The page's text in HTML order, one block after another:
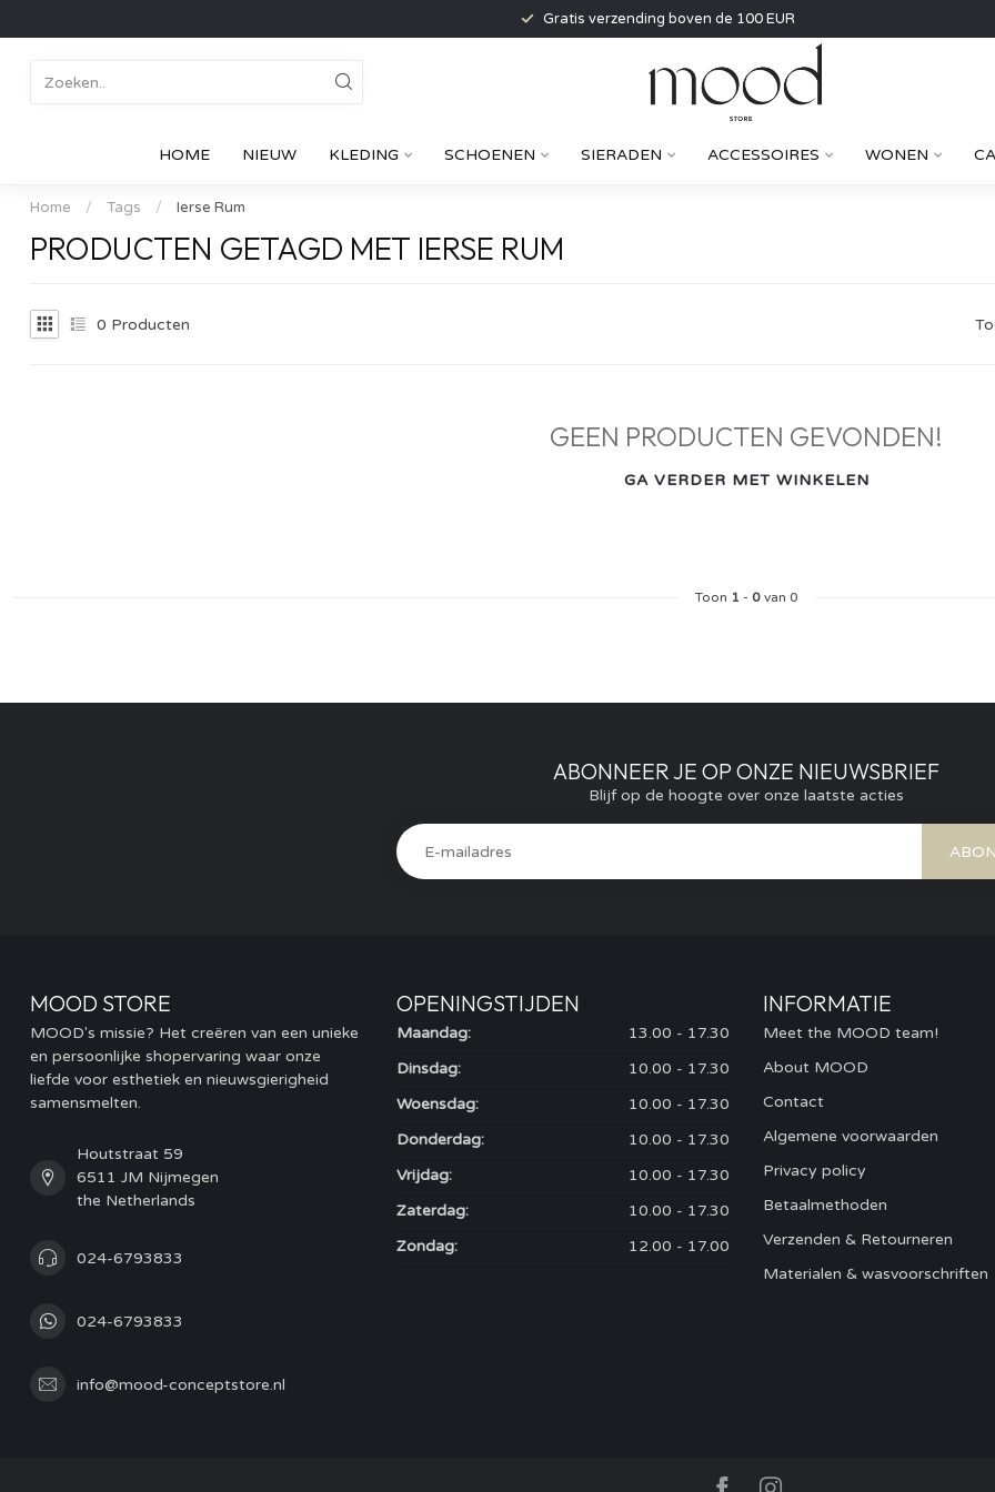
Gratis verzending boven de 100 EUR
HOME NIEUW KLEDING SCHOENEN SIERADEN ACCESSOIRES WONEN
Home / Tags / Ierse Rum
PRODUCTEN GETAGD MET IERSE RUM
0 Producten
GEEN PRODUCTEN GEVONDEN!
GA VERDER MET WINKELEN
Toon 1 - 0van 0
ABONNEER JE OP ONZE NIEUWSBRIEF
Blijf op de hoogte over onze laatste acties
MOOD STORE
MOOD's missie? Het creëren van een unieke
en persoonlijke shopervaring waar onze
liefde voor esthetiek en nieuwsgierigheid
samensmelten.
Houtstraat 59
6511 JM Nijmegen
the Netherlands
024-6793833
024-6793833
info@mood-conceptstore.nl
OPENINGSTIJDEN
Maandag:
13.00 - 17.30
Dinsdag:
10.00 - 17.30
Woensdag:
10.00 - 17.30
Donderdag:
10.00 - 17.30
Vrijdag:
10.00 - 17.30
Zaterdag:
10.00 - 17.30
Zondag:
12.00 - 17.00
INFORMATIE
Meet the MOOD team!
About MOOD
Contact
Algemene voorwaarden
Privacy policy
Betaalmethoden
Verzenden & Retourneren
Materialen & wasvoorschriften